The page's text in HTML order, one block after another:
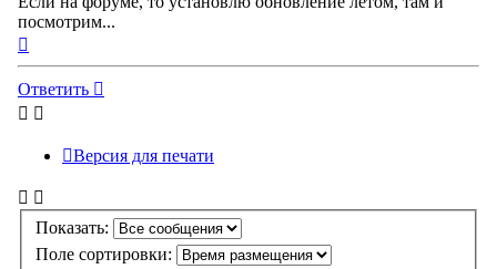
посмотрим...
началу
Ответить
Версия для печати
Показать:
Поле сортировки: